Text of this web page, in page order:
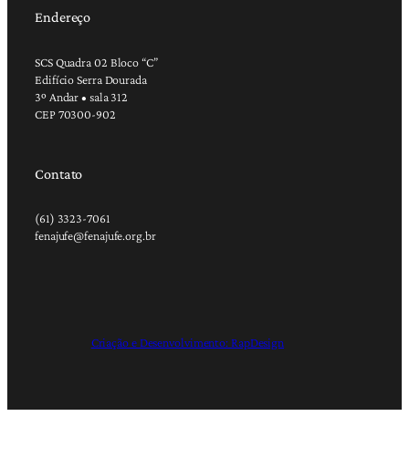
Endereço
SCS Quadra 02 Bloco “C”
Edifício Serra Dourada
3º Andar • sala 312
CEP 70300-902
Contato
(61) 3323-7061
fenajufe@fenajufe.org.br
Criação e Desenvolvimento: RapDesign